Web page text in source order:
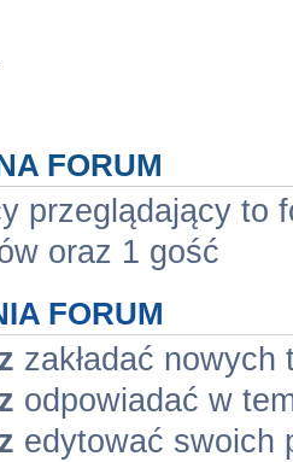
FORUM
przeglądający to
oraz 1 gość
FORUM
zakładać
odpowiadać w
edytować swoich